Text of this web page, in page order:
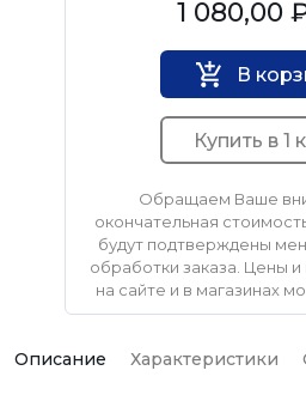
1 080,00
В
Купить в 1
Обращаем Ваше
окончательная
будут подтверждены
обработки заказа. Цены
на сайте и в магазинах
Описание Характеристики